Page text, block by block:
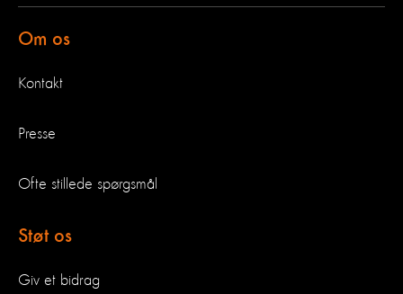
Om os
Kontakt
Presse
Ofte stillede spørgsmål
Støt os
Giv et bidrag